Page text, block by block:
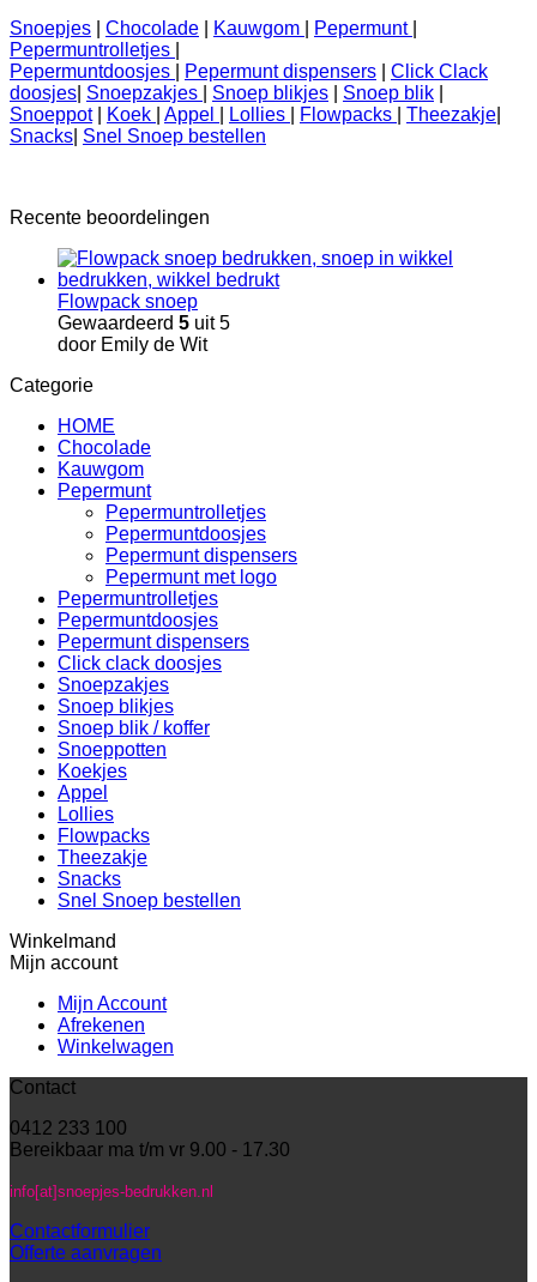
Snoepjes
Chocolade Kauwgom Pepermunt
Pepermuntrolletjes
Pepermuntdoosjes
Pepermunt dispensers
Click Clack
doosjes Snoepzakjes Snoep blikjes Snoep blik
Snoeppot| Koek Appel Lollies Flowpacks Theezakje
Snacks Snel Snoep bestellen
Recente beoordelingen
Flowpack snoep
Gewaardeerd 5 uit 5
door Emily de Wit
Categorie
HOME
Chocolade
Kauwgom
Pepermunt
Pepermuntrolletjes
Pepermuntdoosjes
Pepermunt dispensers
Pepermunt met logo
Pepermuntrolletjes
Pepermuntdoosjes
Pepermunt dispensers
Click clack doosjes
Snoepzakjes
Snoep blikjes
Snoep blik / koffer
Snoeppotten
Koekjes
Appel
Lollies
Flowpacks
Theezakje
Snacks
Snel Snoep bestellen
Winkelmand
Mijn account
Mijn Account
Afrekenen
Winkelwagen
Contact
0412 233 100
Bereikbaar ma t/m vr 9.00 - 17.30
info[at]snoepjes-bedrukken.nl
Contactformulier
Offerte aanvragen